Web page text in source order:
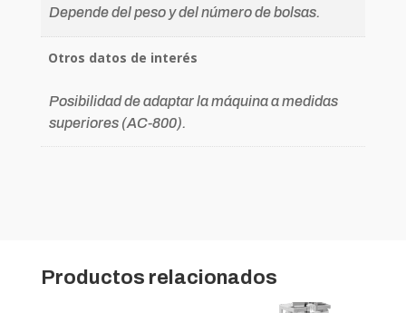
Depende del peso y del número de bolsas.
Otros datos de interés
Posibilidad de adaptar la máquina a medidas
superiores (AC-800).
Productos relacionados